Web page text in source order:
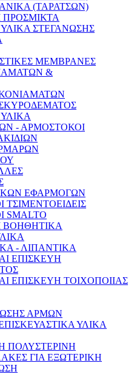
(ΤΑΡΑΤΣΩΝ)
ΠΡΟΣΜΙΚΤΑ
ΣΤΕΓΑΝΩΣΗΣ
ΜΕΜΒΡΑΝΕΣ
&
- ΑΡΜΟΣΤΟΚΟΙ
ΕΦΑΡΜΟΓΩΝ
ΒΟΗΘΗΤΙΚΑ
- ΛΙΠΑΝΤΙΚΑ
ΕΠΙΣΚΕΥΗ
ΕΠΙΣΚΕΥΗ ΤΟΙΧΟΠΟΙΙΑΣ
ΑΡΜΩΝ
ΥΛΙΚΑ
ΠΟΛΥΣΤΕΡΙΝΗ
ΓΙΑ ΕΞΩΤΕΡΙΚΗ